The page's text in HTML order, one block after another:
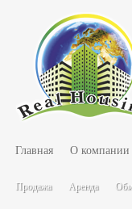
Главная О компании
Продажа Аренда